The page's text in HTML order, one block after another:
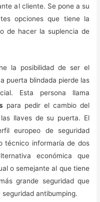
al cliente. Se pone a su
opciones que tiene la
de hacer la suplencia de
la posibilidad de ser el
puerta blindada pierde las
Esta persona llama
para pedir el cambio del
llaves de su puerta. El
europeo de seguridad
técnico informaría de dos
económica que
o semejante al que tiene
grande seguridad que
antibumping.